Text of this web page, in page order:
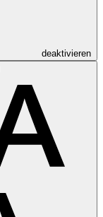
deaktivieren